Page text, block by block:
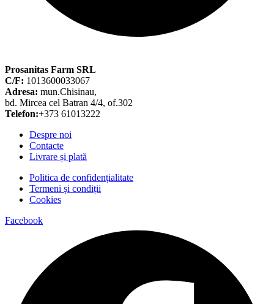
Prosanitas Farm SRL
C/F: 1013600033067
Adresa: mun.Chisinau,
bd. Mircea cel Batran 4/4, of.302
Telefon:+373 61013222
Despre noi
Contacte
Livrare și plată
Politica de confidențialitate
Termeni și condiții
Cookies
Facebook